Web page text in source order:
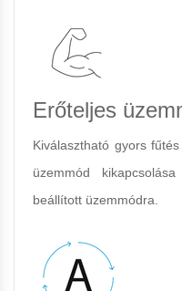
Erőteljes
Kiválasztható gyors
üzemmód
beállított üzemmódra.